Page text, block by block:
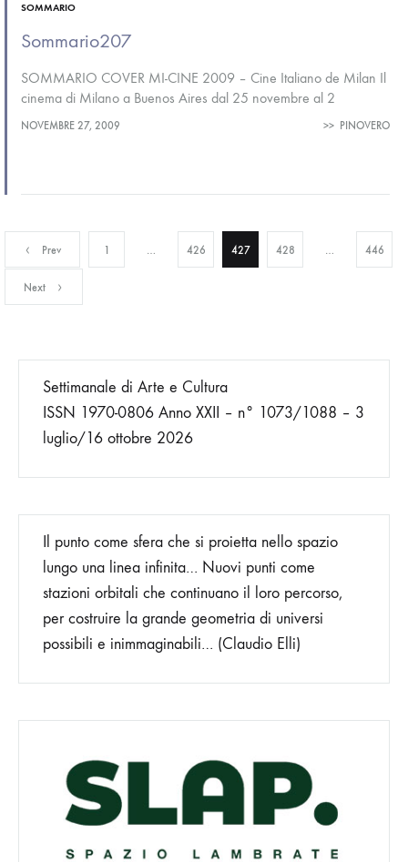
SOMMARIO
Sommario207
SOMMARIO COVER MI-CINE 2009 – Cine Italiano de Milan Il
cinema di Milano a Buenos Aires dal 25 novembre al 2
dicembre 2009 (a cura di Claudio Elli) Traffic accidents…
NOVEMBRE 27, 2009 >> PINOVERO
Paginazione
degli
articoli
Prev 1 … 426 427 428 … 446
Next
Settimanale di Arte e Cultura
ISSN 1970-0806 Anno XXII – n° 1073/1088 – 3
luglio/16 ottobre 2026
Il punto come sfera che si proietta nello spazio
lungo una linea infinita… Nuovi punti come
stazioni orbitali che continuano il loro percorso,
per costruire la grande geometria di universi
possibili e inimmaginabili… (Claudio Elli)